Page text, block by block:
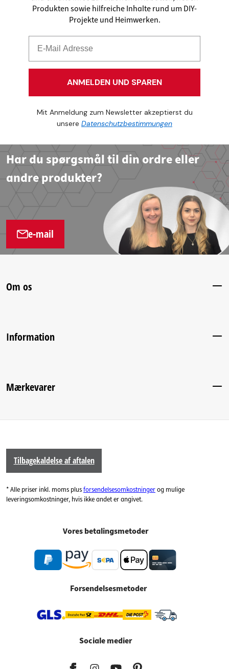
Produkten sowie hilfreiche Inhalte rund um DIY-
Projekte und Heimwerken.
ANMELDEN UND SPAREN
Mit Anmeldung zum Newsletter akzeptierst du
unsere Datenschutzbestimmungen
Har du spørgsmål til din ordre eller
andre produkter?
e-mail
Om os
Information
Mærkevarer
Tilbagekaldelse af aftalen
* Alle priser inkl. moms plusforsendelsesomkostningerog mulige
leveringsomkostninger, hvis ikke andet er angivet.
Vores betalingsmetoder
Forsendelsesmetoder
Sociale medier